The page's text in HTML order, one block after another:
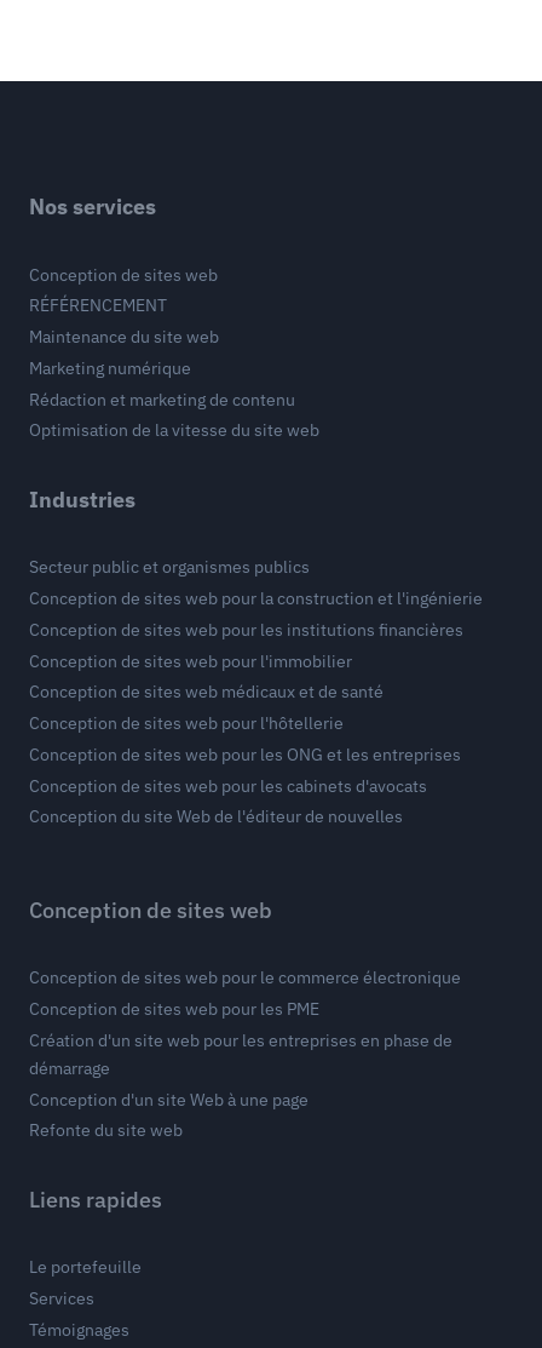
Nos services
Conception de sites web
RÉFÉRENCEMENT
Maintenance du site web
Marketing numérique
Rédaction et marketing de contenu
Optimisation de la vitesse du site web
Industries
Secteur public et organismes publics
Conception de sites web pour la construction et l'ingénierie
Conception de sites web pour les institutions financières
Conception de sites web pour l'immobilier
Conception de sites web médicaux et de santé
Conception de sites web pour l'hôtellerie
Conception de sites web pour les ONG et les entreprises
Conception de sites web pour les cabinets d'avocats
Conception du site Web de l'éditeur de nouvelles
Conception de sites web
Conception de sites web pour le commerce électronique
Conception de sites web pour les PME
Création d'un site web pour les entreprises en phase de
démarrage
Conception d'un site Web à une page
Refonte du site web
Liens rapides
Le portefeuille
Services
Témoignages